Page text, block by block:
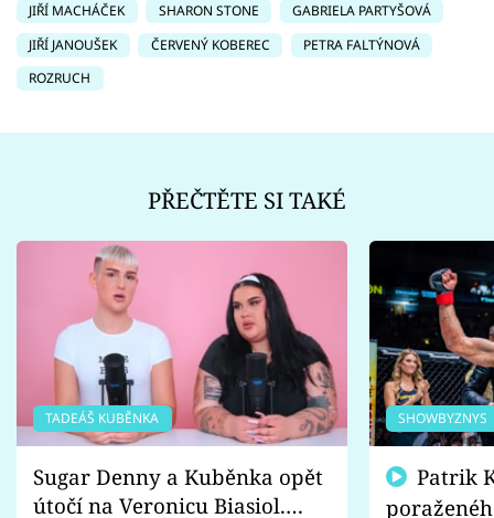
JIŘÍ MACHÁČEK
SHARON STONE
GABRIELA PARTYŠOVÁ
JIŘÍ JANOUŠEK
ČERVENÝ KOBEREC
PETRA FALTÝNOVÁ
ROZRUCH
PŘEČTĚTE SI TAKÉ
TADEÁŠ KUBĚNKA
Sugar Denny a Kuběnka opět
útočí na Veronicu Biasiol.
SHOWBYZNYS